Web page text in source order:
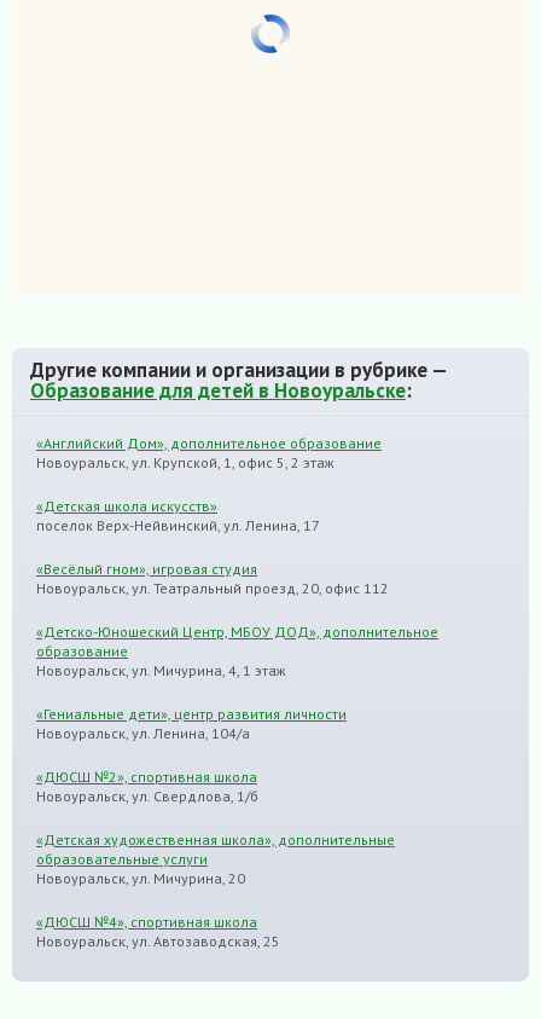
Другие компании и организации в рубрике —
Образование для детей в Новоуральске:
«Английский Дом», дополнительное образование
Новоуральск, ул. Крупской, 1, офис 5, 2 этаж
«Детская школа искусств»
поселок Верх-Нейвинский, ул. Ленина, 17
«Весёлый гном», игровая студия
Новоуральск, ул. Театральный проезд, 20, офис 112
«Детско-Юношеский Центр, МБОУ ДОД», дополнительное
образование
Новоуральск, ул. Мичурина, 4, 1 этаж
«Гениальные дети», центр развития личности
Новоуральск, ул. Ленина, 104/а
«ДЮСШ №2», спортивная школа
Новоуральск, ул. Свердлова, 1/б
«Детская художественная школа», дополнительные
образовательные услуги
Новоуральск, ул. Мичурина, 20
«ДЮСШ №4», спортивная школа
Новоуральск, ул. Автозаводская, 25